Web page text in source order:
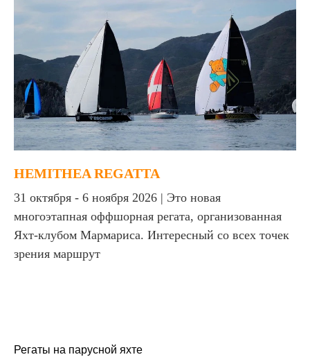
HEMITHEA REGATTA
31 октября - 6 ноября 2026 | Это новая
многоэтапная оффшорная регата, организованная
Яхт-клубом Мармариса. Интересный со всех точек
зрения маршрут
Регаты на парусной яхте